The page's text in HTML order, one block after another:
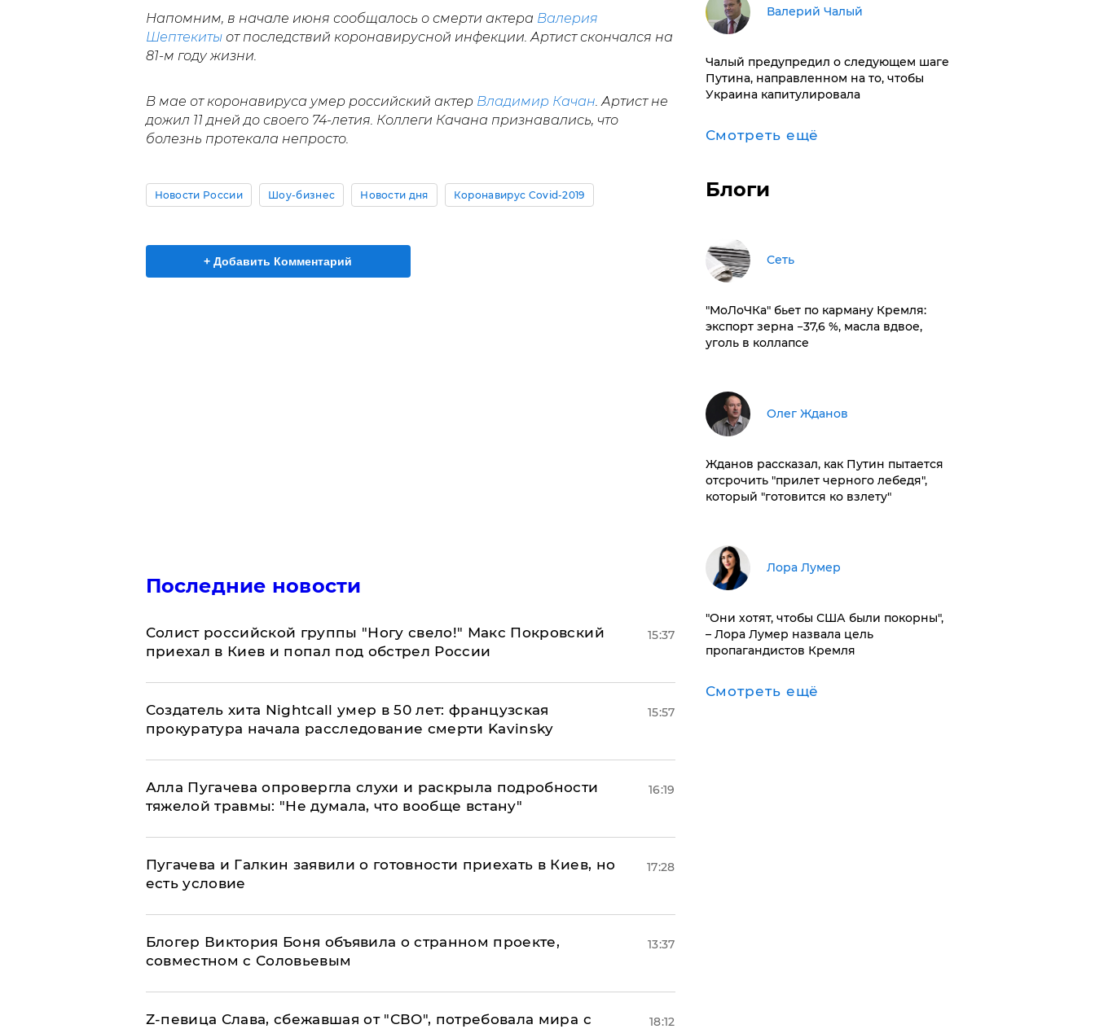
Напомним, в начале июня сообщалось о смерти актера Валерия
Шептекитыот последствий коронавирусной инфекции. Артист скончался на
81-м году жизни.
В мае от коронавируса умер российский актер Владимир Качан. Артист не
дожил 11 дней до своего 74-летия. Коллеги Качана признавались, что
болезнь протекала непросто.
Новости России Шоу-бизнес Новости дня Коронавирус Covid-2019
+ Добавить Комментарий
Последние новости
Солист российской группы "Ногу свело!" Макс Покровский
приехал в Киев и попал под обстрел России
15:37
Создатель хита Nightcall умер в 50 лет: французская
прокуратура начала расследование смерти Kavinsky
15:57
Алла Пугачева опровергла слухи и раскрыла подробности
тяжелой травмы: "Не думала, что вообще встану"
16:19
Пугачева и Галкин заявили о готовности приехать в Киев, но
есть условие
17:28
Блогер Виктория Боня объявила о странном проекте,
совместном с Соловьевым
13:37
Z-певица Слава, сбежавшая от "СВО", потребовала мира с 18:12
Валерий Чалый
Чалый предупредил о следующем шаге
Путина, направленном на то, чтобы
Украина капитулировала
Смотреть ещё
Блоги
Сеть
​"МоЛоЧКа" бьет по карману Кремля:
экспорт зерна −37,6 %, масла вдвое,
уголь в коллапсе
Олег Жданов
Жданов рассказал, как Путин пытается
отсрочить "прилет черного лебедя",
который "готовится ко взлету"
​Лора Лумер
"Они хотят, чтобы США были покорны",
– Лора Лумер назвала цель
пропагандистов Кремля
Смотреть ещё